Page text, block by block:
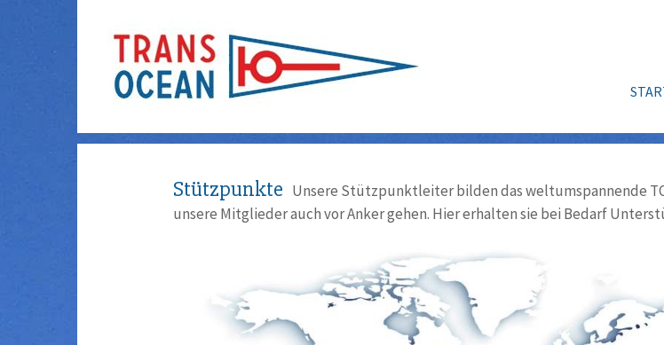
Stützpunkte Unsere Stützpunktleiter bilden das weltumspannende
unsere Mitglieder auch vor Anker gehen. Hier erhalten sie bei Bedarf